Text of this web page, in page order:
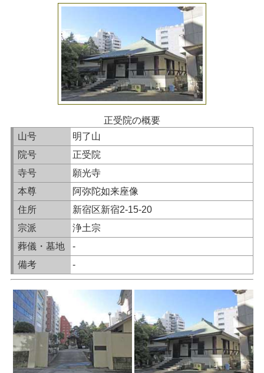
正受院の概要
山号
明了山
院号
正受院
寺号
願光寺
本尊
阿弥陀如来座像
住所
新宿区新宿2-15-20
宗派
浄土宗
葬儀・墓地
-
備考
-